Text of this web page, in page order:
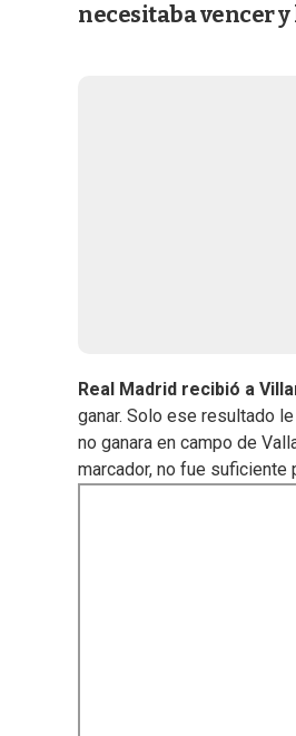
necesitaba vencer
Real Madrid recibió a
ganar. Solo ese resultado
no ganara en campo de
marcador, no fue suficiente